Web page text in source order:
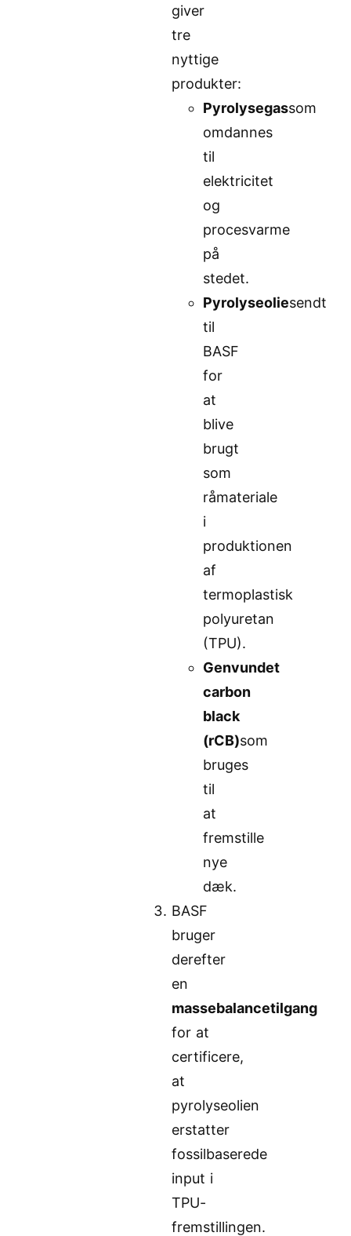
giver
tre
nyttige
produkter:
Pyrolysegassom
omdannes
til
elektricitet
og
procesvarme
på
stedet.
Pyrolyseoliesendt
til
BASF
for
at
blive
brugt
som
råmateriale
i
produktionen
af
termoplastisk
polyuretan
(TPU).
Genvundet
carbon
black
(rCB)som
bruges
til
at
fremstille
nye
dæk.
BASF
bruger
derefter
en
massebalancetilgang
for at
certificere,
at
pyrolyseolien
erstatter
fossilbaserede
input i
TPU-
fremstillingen.